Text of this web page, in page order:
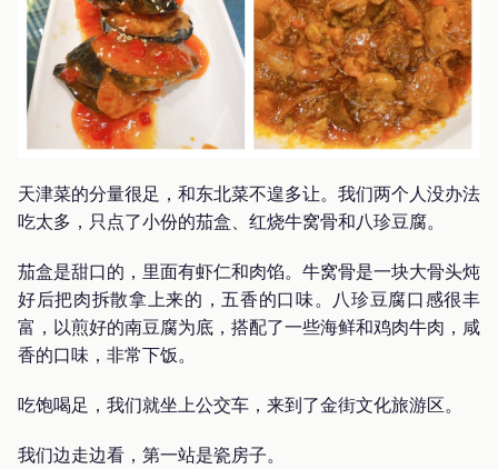
天津菜的分量很足，和东北菜不遑多让。我们两个人没办法
吃太多，只点了小份的茄盒、红烧牛窝骨和八珍豆腐。
茄盒是甜口的，里面有虾仁和肉馅。牛窝骨是一块大骨头炖
好后把肉拆散拿上来的，五香的口味。八珍豆腐口感很丰
富，以煎好的南豆腐为底，搭配了一些海鲜和鸡肉牛肉，咸
香的口味，非常下饭。
吃饱喝足，我们就坐上公交车，来到了金街文化旅游区。
我们边走边看，第一站是瓷房子。